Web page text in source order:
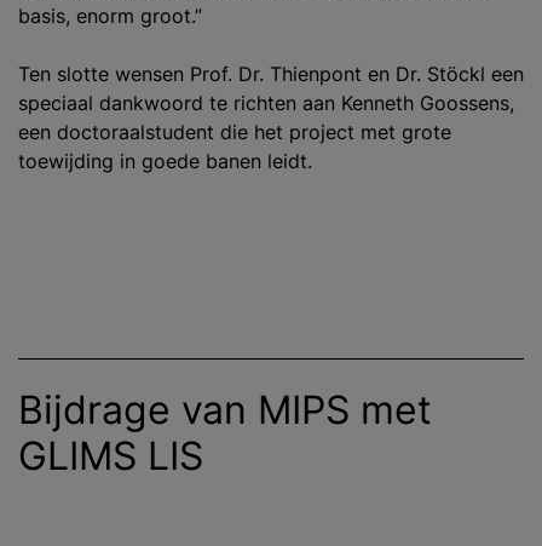
basis, enorm groot.”
Ten slotte wensen Prof. Dr. Thienpont en Dr. Stöckl een
speciaal dankwoord te richten aan Kenneth Goossens,
een doctoraalstudent die het project met grote
toewijding in goede banen leidt.
Bijdrage van MIPS met
GLIMS LIS